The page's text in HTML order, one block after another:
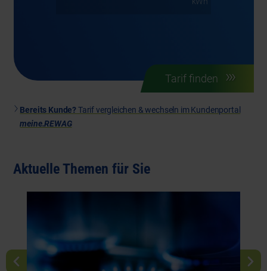
Bereits Kunde?Tarif vergleichen & wechseln im Kundenportal
meine.REWAG
Aktuelle Themen für Sie